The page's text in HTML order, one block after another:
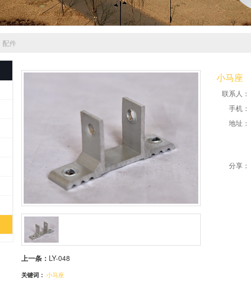
配件
小马座
联系人：
手机：
地址：
分享：
上一条： LY-048
关键词： 小马座